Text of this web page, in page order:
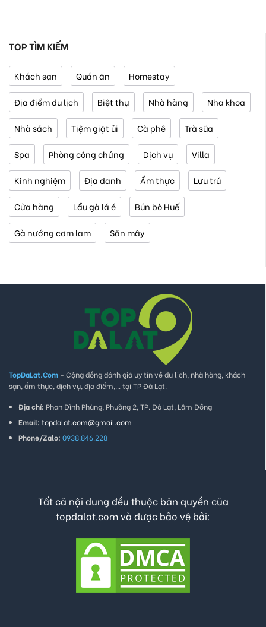
TOP TÌM KIẾM
Khách sạn Quán ăn Homestay
Địa điểm du lịch Biệt thự Nhà hàng Nha khoa
Nhà sách Tiệm giặt ủi Cà phê Trà sữa
Spa Phòng công chứng Dịch vụ Villa
Kinh nghiệm Địa danh Ẩm thực Lưu trú
Cửa hàng Lẩu gà lá é Bún bò Huế
Gà nướng cơm lam Săn mây
TopDaLat.Com - Cộng đồng đánh giá uy tín về du lịch, nhà hàng, khách
sạn, ẩm thực, dịch vụ, địa điểm,... tại TP Đà Lạt.
Địa chỉ: Phan Đình Phùng, Phường 2, TP. Đà Lạt, Lâm Đồng
Email: topdalat.com@gmail.com
Phone/Zalo: 0938.846.228
Tất cả nội dung đều thuộc bản quyền của
topdalat.com và được bảo vệ bởi: